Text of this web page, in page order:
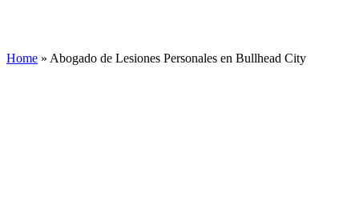
Home » Abogado de Lesiones Personales en Bullhead City